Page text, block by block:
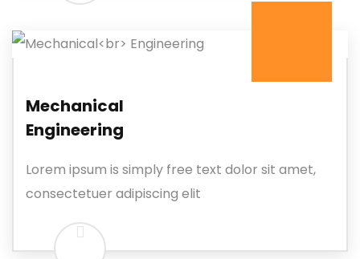
Mechanical
Engineering
Lorem ipsum is simply free text dolor sit amet,
consectetuer adipiscing elit